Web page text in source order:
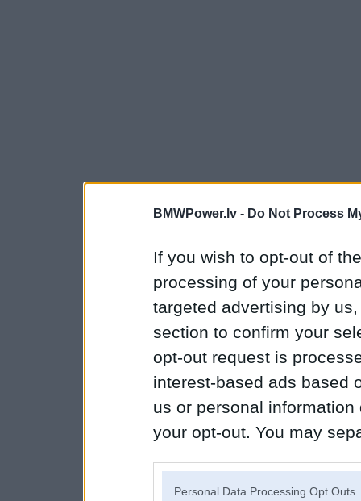
BMWPower.lv - Do Not Process
If you wish to opt-out of
processing of your
targeted advertising by
section to confirm your
opt-out request is
interest-based ads based
us or personal
your opt-out. You may
Personal Data Processing Opt Outs